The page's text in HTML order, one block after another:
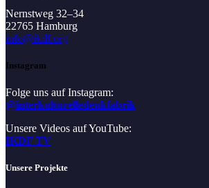
Nernstweg 32–34
22765 Hamburg
info@ikdf.org
Instagram
Folge uns auf Instagram:
@interkulturelledenkfabrik
Unsere Videos auf YouTube:
IKDF TV
Unsere Projekte